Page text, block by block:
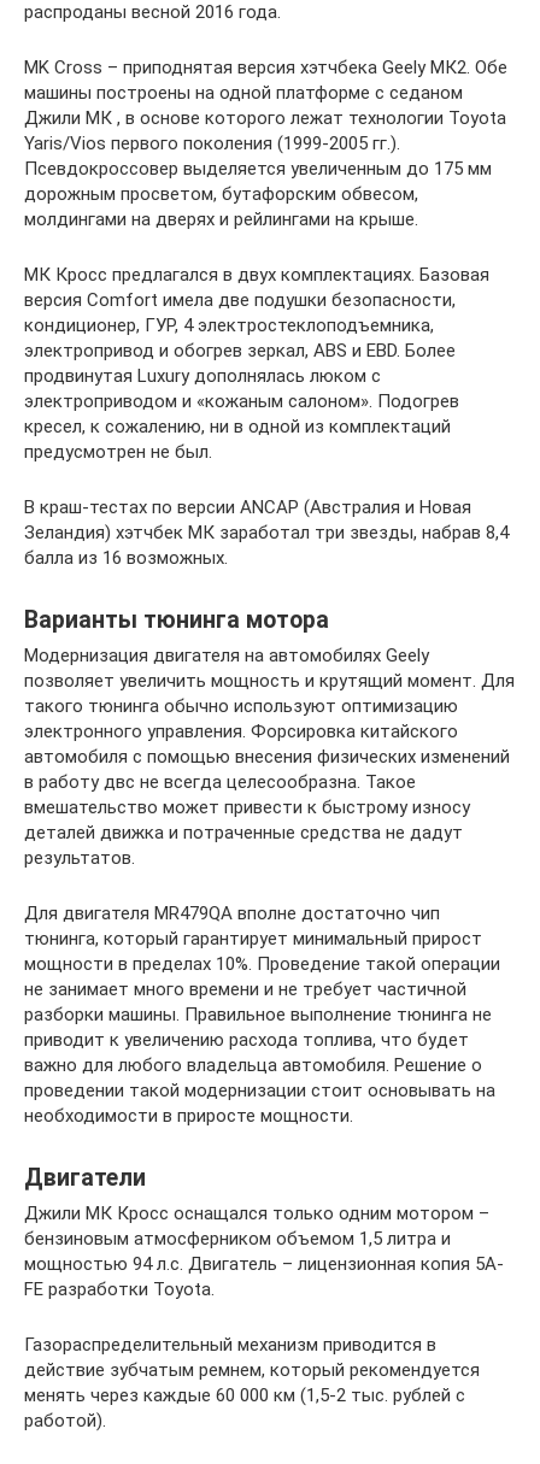
распроданы весной 2016 года.
MK Cross – приподнятая версия хэтчбека Geely МК2. Обе
машины построены на одной платформе с седаном
Джили МК , в основе которого лежат технологии Toyota
Yaris/Vios первого поколения (1999-2005 гг.).
Псевдокроссовер выделяется увеличенным до 175 мм
дорожным просветом, бутафорским обвесом,
молдингами на дверях и рейлингами на крыше.
МК Кросс предлагался в двух комплектациях. Базовая
версия Comfort имела две подушки безопасности,
кондиционер, ГУР, 4 электростеклоподъемника,
электропривод и обогрев зеркал, ABS и EBD. Более
продвинутая Luxury дополнялась люком с
электроприводом и «кожаным салоном». Подогрев
кресел, к сожалению, ни в одной из комплектаций
предусмотрен не был.
В краш-тестах по версии ANCAP (Австралия и Новая
Зеландия) хэтчбек МК заработал три звезды, набрав 8,4
балла из 16 возможных.
Варианты тюнинга мотора
Модернизация двигателя на автомобилях Geely
позволяет увеличить мощность и крутящий момент. Для
такого тюнинга обычно используют оптимизацию
электронного управления. Форсировка китайского
автомобиля с помощью внесения физических изменений
в работу двс не всегда целесообразна. Такое
вмешательство может привести к быстрому износу
деталей движка и потраченные средства не дадут
результатов.
Для двигателя MR479QA вполне достаточно чип
тюнинга, который гарантирует минимальный прирост
мощности в пределах 10%. Проведение такой операции
не занимает много времени и не требует частичной
разборки машины. Правильное выполнение тюнинга не
приводит к увеличению расхода топлива, что будет
важно для любого владельца автомобиля. Решение о
проведении такой модернизации стоит основывать на
необходимости в приросте мощности.
Двигатели
Джили МК Кросс оснащался только одним мотором –
бензиновым атмосферником объемом 1,5 литра и
мощностью 94 л.с. Двигатель – лицензионная копия 5A-
FE разработки Toyota.
Газораспределительный механизм приводится в
действие зубчатым ремнем, который рекомендуется
менять через каждые 60 000 км (1,5-2 тыс. рублей с
работой).